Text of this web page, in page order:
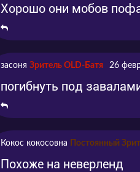
Хорошо они мобов
засоня Зритель OLD-Батя 26
погибнуть под
Кокос кокосовна Постоянный
Похоже на неверленд